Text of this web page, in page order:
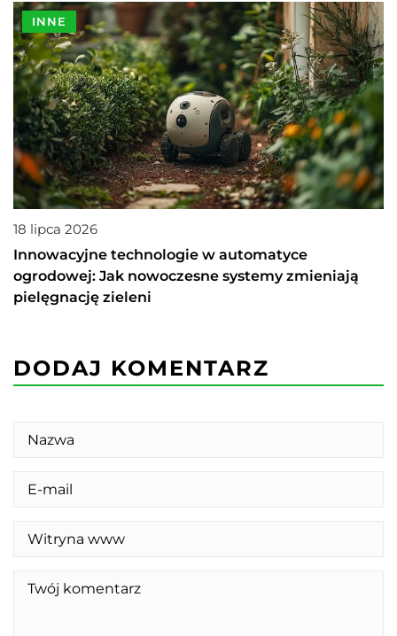
INNE
18 lipca 2026
Innowacyjne technologie w automatyce
ogrodowej: Jak nowoczesne systemy zmieniają
pielęgnację zieleni
DODAJ KOMENTARZ